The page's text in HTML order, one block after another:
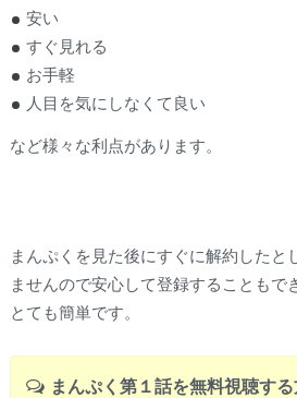
安い
すぐ見れる
お手軽
人目を気にしなくて良い
など様々な利点があります。
まんぷくを見た後にすぐに解約したと
ませんので安心して登録することもで
とても簡単です。
まんぷく第１話を無料視聴す